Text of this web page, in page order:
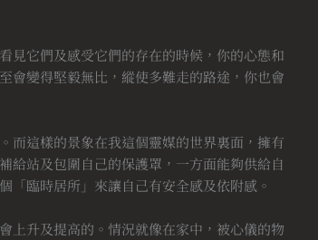
見它們及感受它們的存在的時候，你的心態和
會變得堅毅無比，縱使多難走的路途，你也會
而這樣的景象在我這個靈媒的世界裏面，擁有
給站及包圍自己的保護罩，一方面能夠供給自
「臨時居所」來讓自己有安全感及依附感。
上升及提高的。情況就像在家中，被心儀的物